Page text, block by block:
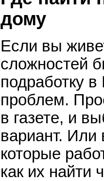
дому
Если вы
сложностей
подработку
проблем.
в газете, и
вариант. Или
которые
как их найти